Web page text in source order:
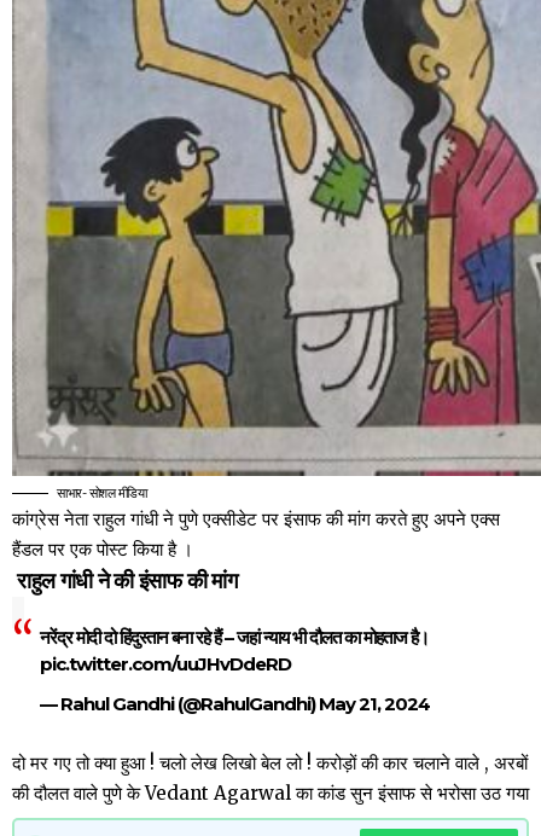
साभार- सोशल मीडिया
कांग्रेस नेता राहुल गांधी ने पुणे एक्सीडेट पर इंसाफ की मांग करते हुए अपने एक्स
हैंडल पर एक पोस्ट किया है ।
राहुल गांधी ने की इंसाफ की मांग
नरेंद्र मोदी दो हिंदुस्तान बना रहे हैं – जहां न्याय भी दौलत का मोहताज है।
pic.twitter.com/uuJHvDdeRD
— Rahul Gandhi (@RahulGandhi)May 21, 2024
दो मर गए तो क्या हुआ ! चलो लेख लिखो बेल लो ! करोड़ों की कार चलाने वाले , अरबों
की दौलत वाले पुणे के Vedant Agarwal का कांड सुन इंसाफ से भरोसा उठ गया